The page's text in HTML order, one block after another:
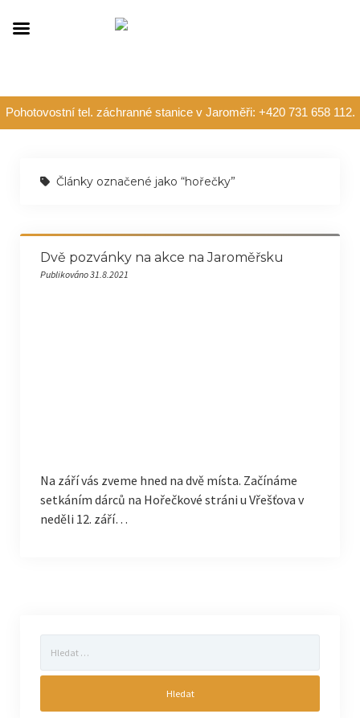
Pohotovostní tel. záchranné stanice v Jaroměři: +420 731 658 112.
Články označené jako “hořečky”
Dvě pozvánky na akce na Jaroměřsku
Publikováno 31.8.2021
Na září vás zveme hned na dvě místa. Začínáme
setkáním dárců na Hořečkové stráni u Vřešťova v
neděli 12. září…